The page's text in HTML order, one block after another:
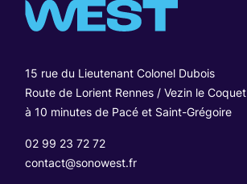
15 rue du Lieutenant Colonel Dubois
Route de Lorient Rennes / Vezin le Coquet
à 10 minutes de Pacé et Saint-Grégoire
02 99 23 72 72
contact@sonowest.fr